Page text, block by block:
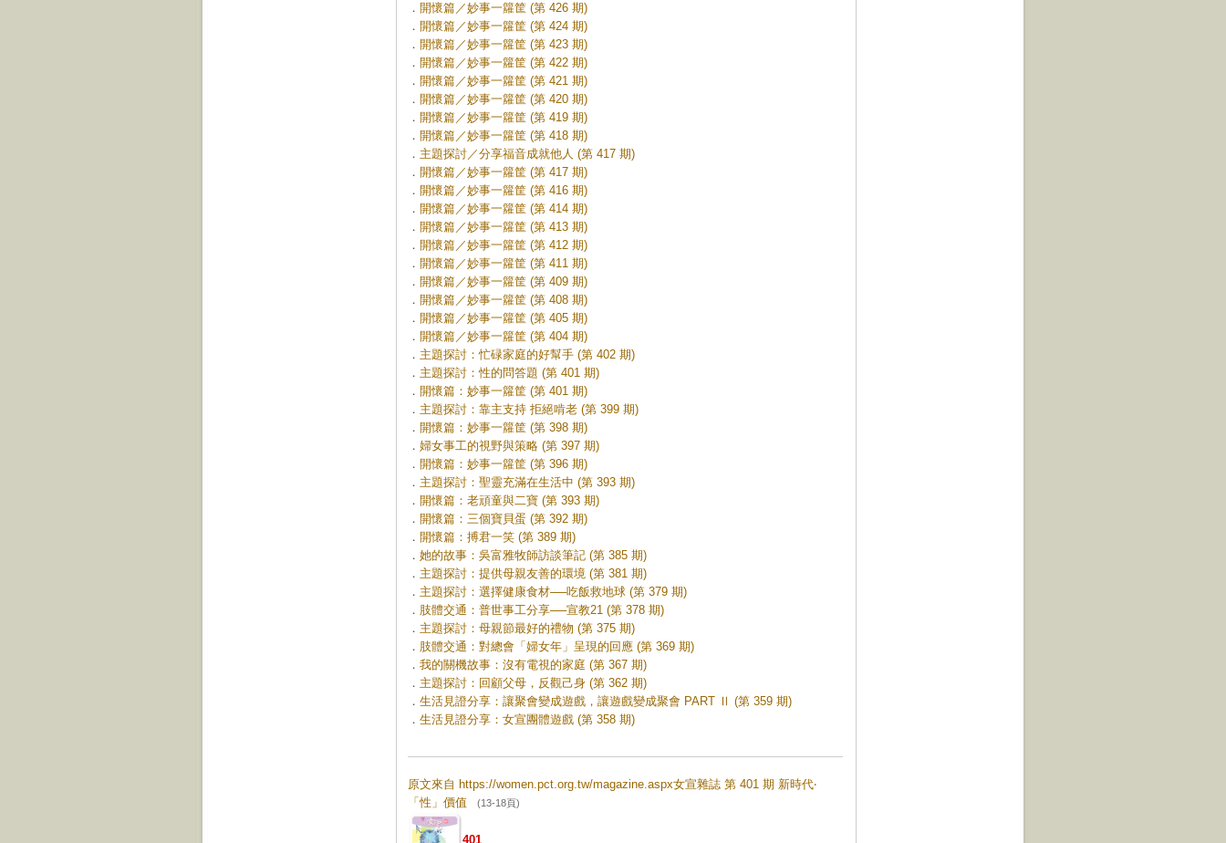
． 開懷篇／妙事一籮筐 (第 426 期)
． 開懷篇／妙事一籮筐 (第 424 期)
． 開懷篇／妙事一籮筐 (第 423 期)
． 開懷篇／妙事一籮筐 (第 422 期)
． 開懷篇／妙事一籮筐 (第 421 期)
． 開懷篇／妙事一籮筐 (第 420 期)
． 開懷篇／妙事一籮筐 (第 419 期)
． 開懷篇／妙事一籮筐 (第 418 期)
． 主題探討／分享福音成就他人 (第 417 期)
． 開懷篇／妙事一籮筐 (第 417 期)
． 開懷篇／妙事一籮筐 (第 416 期)
． 開懷篇／妙事一籮筐 (第 414 期)
． 開懷篇／妙事一籮筐 (第 413 期)
． 開懷篇／妙事一籮筐 (第 412 期)
． 開懷篇／妙事一籮筐 (第 411 期)
． 開懷篇／妙事一籮筐 (第 409 期)
． 開懷篇／妙事一籮筐 (第 408 期)
． 開懷篇／妙事一籮筐 (第 405 期)
． 開懷篇／妙事一籮筐 (第 404 期)
． 主題探討：忙碌家庭的好幫手 (第 402 期)
． 主題探討：性的問答題 (第 401 期)
． 開懷篇：妙事一籮筐 (第 401 期)
． 主題探討：靠主支持 拒絕啃老 (第 399 期)
． 開懷篇：妙事一籮筐 (第 398 期)
． 婦女事工的視野與策略 (第 397 期)
． 開懷篇：妙事一籮筐 (第 396 期)
． 主題探討：聖靈充滿在生活中 (第 393 期)
． 開懷篇：老頑童與二寶 (第 393 期)
． 開懷篇：三個寶貝蛋 (第 392 期)
． 開懷篇：搏君一笑 (第 389 期)
． 她的故事：吳富雅牧師訪談筆記 (第 385 期)
． 主題探討：提供母親友善的環境 (第 381 期)
． 主題探討：選擇健康食材──吃飯救地球 (第 379 期)
． 肢體交通：普世事工分享──宣教21 (第 378 期)
． 主題探討：母親節最好的禮物 (第 375 期)
． 肢體交通：對總會「婦女年」呈現的回應 (第 369 期)
． 我的關機故事：沒有電視的家庭 (第 367 期)
． 主題探討：回顧父母，反觀己身 (第 362 期)
． 生活見證分享：讓聚會變成遊戲，讓遊戲變成聚會 PART Ⅱ (第 359 期)
． 生活見證分享：女宣團體遊戲 (第 358 期)
原文來自 https://women.pct.org.tw/magazine.aspx女宣雜誌 第 401 期 新時代‧
「性」價值 (13-18頁)
401